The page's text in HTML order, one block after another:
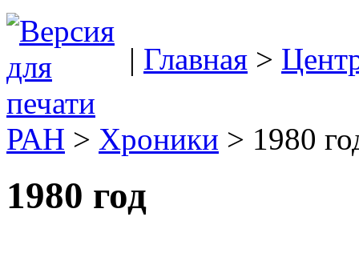
| Главная >
РАН > Хроники > 1980
1980 год